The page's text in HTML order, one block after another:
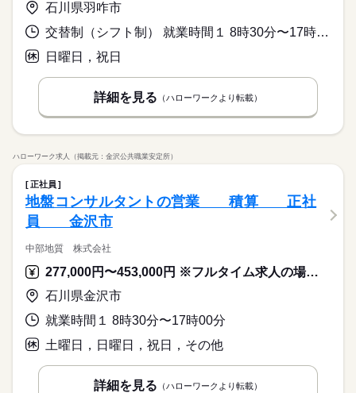
石川県羽咋市
交替制（シフト制） 就業時間１ 8時30分〜17時30分 就業時間２ 9時00分〜18時00分 就業時間に関する特記事項 基本は（１）、業務により（２）あり シフト制
日曜日，祝日
詳細を見る （ハローワークより転載）
ハローワーク求人（掲載元：金沢公共職業安定所）
正社員
地盤コンサルタントの営業 積算 正社
員 金沢市
中部地質 株式会社
277,000円〜453,000円 ※フルタイム求人の場合は月額（換算額）、パート求人の場合は時間額を表示しています。
石川県金沢市
就業時間１ 8時30分〜17時00分
土曜日，日曜日，祝日，その他
詳細を見る （ハローワークより転載）